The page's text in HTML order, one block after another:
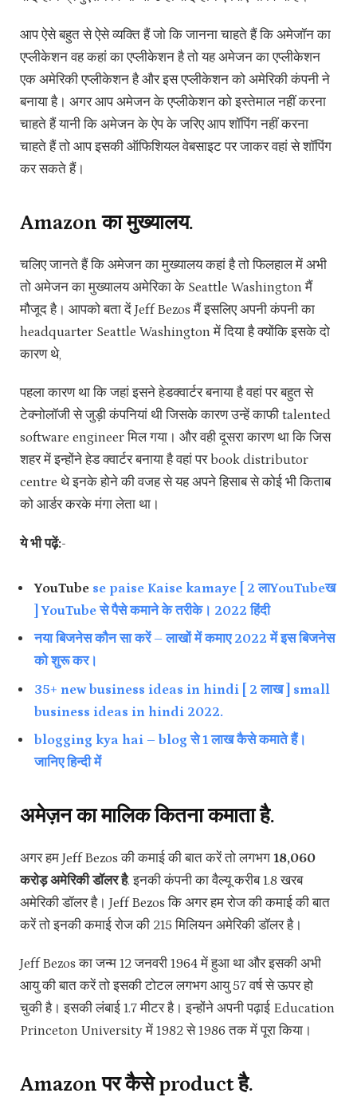
आप ऐसे बहुत से ऐसे व्यक्ति हैं जो कि जानना चाहते हैं कि अमेजॉन का
एप्लीकेशन वह कहां का एप्लीकेशन है तो यह अमेजन का एप्लीकेशन
एक अमेरिकी एप्लीकेशन है और इस एप्लीकेशन को अमेरिकी कंपनी ने
बनाया है। अगर आप अमेजन के एप्लीकेशन को इस्तेमाल नहीं करना
चाहते हैं यानी कि अमेजन के ऐप के जरिए आप शॉपिंग नहीं करना
चाहते हैं तो आप इसकी ऑफिशियल वेबसाइट पर जाकर वहां से शॉपिंग
कर सकते हैं।
Amazon का मुख्यालय.
चलिए जानते हैं कि अमेजन का मुख्यालय कहां है तो फिलहाल में अभी
तो अमेजन का मुख्यालय अमेरिका के Seattle Washington मैं
मौजूद है। आपको बता दें Jeff Bezos मैं इसलिए अपनी कंपनी का
headquarter Seattle Washington में दिया है क्योंकि इसके दो
कारण थे,
पहला कारण था कि जहां इसने हेडक्वार्टर बनाया है वहां पर बहुत से
टेक्नोलॉजी से जुड़ी कंपनियां थी जिसके कारण उन्हें काफी talented
software engineer मिल गया। और वही दूसरा कारण था कि जिस
शहर में इन्होंने हेड क्वार्टर बनाया है वहां पर book distributor
centre थे इनके होने की वजह से यह अपने हिसाब से कोई भी किताब
को आर्डर करके मंगा लेता था।
ये भी पढ़ें:-
YouTube se paise Kaise kamaye [ 2 लाYouTubeख
] YouTube से पैसे कमाने के तरीके। 2022 हिंदी
नया बिजनेस कौन सा करें – लाखों में कमाए 2022 में इस बिजनेस
को शुरू कर।
35+ new business ideas in hindi [ 2 लाख ] small
business ideas in hindi 2022.
blogging kya hai – blog से 1 लाख कैसे कमाते हैं।
जानिए हिन्दी में
अमेज़न का मालिक कितना कमाता है.
अगर हम Jeff Bezos की कमाई की बात करें तो लगभग 18,060
करोड़ अमेरिकी डॉलर है. इनकी कंपनी का वैल्यू करीब 1.8 खरब
अमेरिकी डॉलर है। Jeff Bezos कि अगर हम रोज की कमाई की बात
करें तो इनकी कमाई रोज की 215 मिलियन अमेरिकी डॉलर है।
Jeff Bezos का जन्म 12 जनवरी 1964 में हुआ था और इसकी अभी
आयु की बात करें तो इसकी टोटल लगभग आयु 57 वर्ष से ऊपर हो
चुकी है। इसकी लंबाई 1.7 मीटर है। इन्होंने अपनी पढ़ाई Education
Princeton University में 1982 से 1986 तक में पूरा किया।
Amazon पर कैसे product है.